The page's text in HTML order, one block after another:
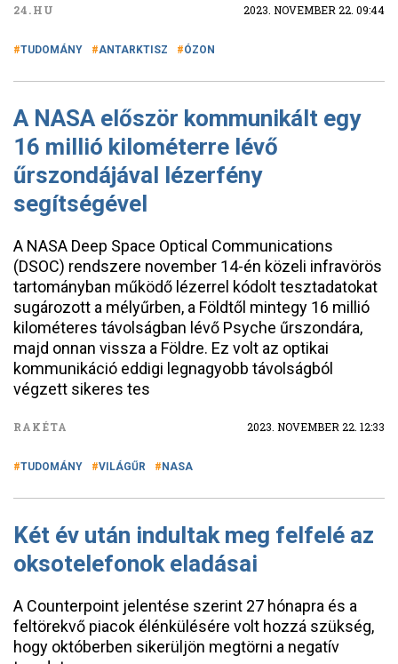
24.HU 2023. NOVEMBER 22. 09:44
TUDOMÁNY ANTARKTISZ ÓZON
A NASA először kommunikált egy
16 millió kilométerre lévő
űrszondájával lézerfény
segítségével
A NASA Deep Space Optical Communications
(DSOC) rendszere november 14-én közeli infravörös
tartományban működő lézerrel kódolt tesztadatokat
sugározott a mélyűrben, a Földtől mintegy 16 millió
kilométeres távolságban lévő Psyche űrszondára,
majd onnan vissza a Földre. Ez volt az optikai
kommunikáció eddigi legnagyobb távolságból
végzett sikeres tes
RAKÉTA 2023. NOVEMBER 22. 12:33
TUDOMÁNY VILÁGŰR NASA
Két év után indultak meg felfelé az
oksotelefonok eladásai
A Counterpoint jelentése szerint 27 hónapra és a
feltörekvő piacok élénkülésére volt hozzá szükség,
hogy októberben sikerüljön megtörni a negatív